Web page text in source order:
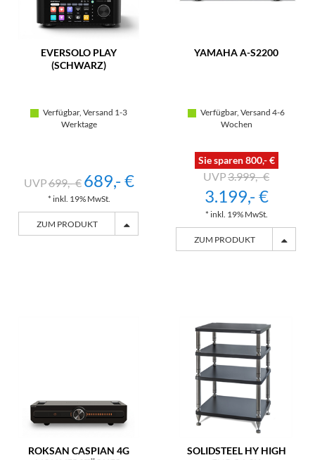
EVERSOLO PLAY
(SCHWARZ)
Verfügbar, Versand 1-3
Werktage
699,- € 689,- €
* inkl. 19% MwSt.
ZUM PRODUKT
YAMAHA A-S2200
Verfügbar, Versand 4-6
Wochen
Sie sparen 800,- €
3.999,- €
3.199,- €
* inkl. 19% MwSt.
ZUM PRODUKT
ROKSAN CASPIAN 4G
SOLIDSTEEL HY HIGH